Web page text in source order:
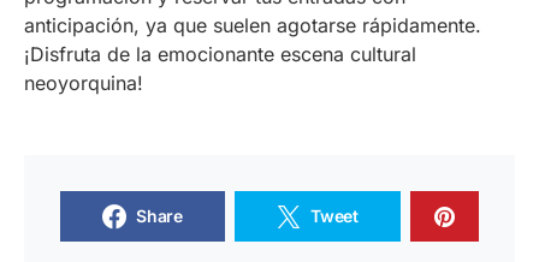
anticipación, ya que suelen agotarse rápidamente.
¡Disfruta de la emocionante escena cultural
neoyorquina!
Share Tweet